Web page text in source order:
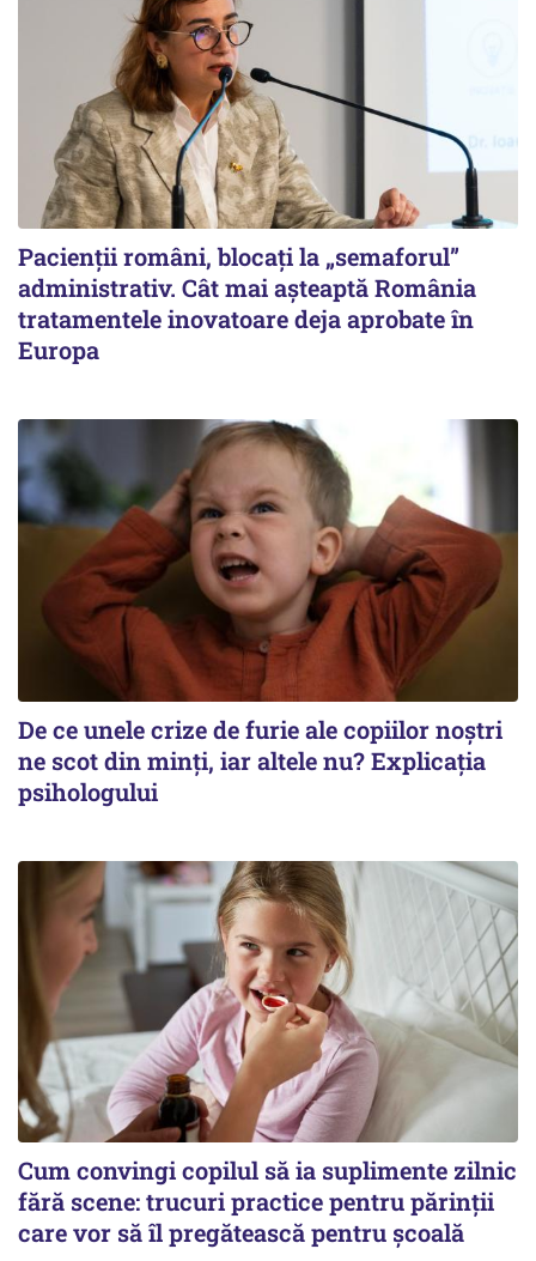
Pacienții români, blocați la „semaforul”
administrativ. Cât mai așteaptă România
tratamentele inovatoare deja aprobate în
Europa
De ce unele crize de furie ale copiilor noștri
ne scot din minți, iar altele nu? Explicația
psihologului
Cum convingi copilul să ia suplimente zilnic
fără scene: trucuri practice pentru părinții
care vor să îl pregătească pentru școală